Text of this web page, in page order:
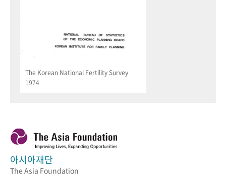
The Korean National Fertility Survey
1974
아시아재단
The Asia Foundation